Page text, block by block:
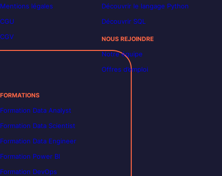
Mentions légales
CGU
CGV
Découvrir le langage Python
Découvrir SQL
NOUS REJOINDRE
Notre équipe
Offres d’emploi
FORMATIONS
Formation Data Analyst
Formation Data Scientist
Formation Data Engineer
Formation Power BI
Formation DevOps